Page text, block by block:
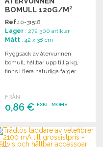
BOMULL 120G/M²
9KG
Ref.10-31518
Lager : 272 300 artiklar
Mått : 42 x 38 cm
Ryggsäck av återvunnen
bomull, hållbar upp till 9 kg,
finns i flera naturliga färger.
FRÅN
0,86 €EXKL. MOMS
BESTÄLL
Begär offert